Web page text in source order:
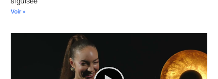
Voir »